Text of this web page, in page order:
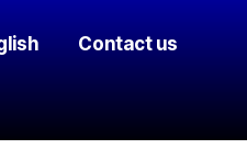
Contact us